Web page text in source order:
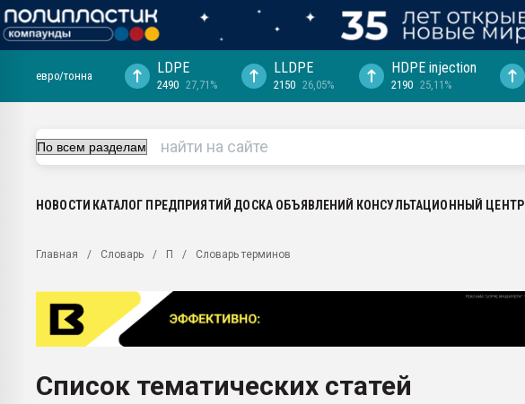
29.07.2026 ФРП помог "Ижевскому
Вакуум-формовочные машины:
ближайшее подмосковье, с.-в.
28.07.2026 Автоматизация выходит на
первый план в переработке
ситуацией на строительном рынке
евро/тонна LDPE
2490 27,71%
LLDPE
2150 26,05%
HDPE injection
2190 25,11%
НОВОСТИ КАТАЛОГ ПРЕДПРИЯТИЙ ДОСКА ОБЪЯВЛЕНИЙ КОНСУЛЬТАЦИОННЫЙ ЦЕНТР
Главная Словарь П Словарь терминов
Список тематических статей